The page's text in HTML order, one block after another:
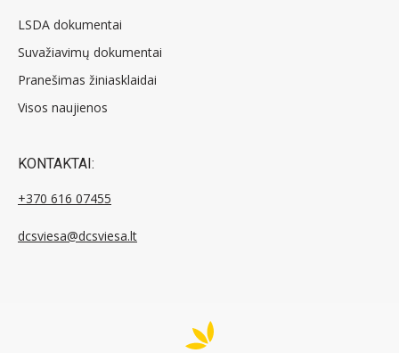
LSDA dokumentai
Suvažiavimų dokumentai
Pranešimas žiniasklaidai
Visos naujienos
KONTAKTAI:
+370 616 07455
dcsviesa@dcsviesa.lt